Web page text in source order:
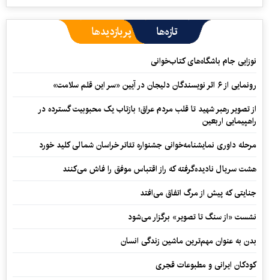
تازه‌ها پربازدیدها
نوزایی جام باشگاه‌های کتاب‌خوانی
رونمایی از ۶ اثر نویسندگان دلیجان در آیین «سر این قلم سلامت»
از تصویر رهبر شهید تا قلب مردم عراق؛ بازتاب یک محبوبیت گسترده در
راهپیمایی اربعین
مرحله داوری نمایشنامه‌خوانی جشنواره تئاتر خراسان شمالی کلید خورد
هشت سریال نادیده‌گرفته که راز اقتباس موفق را فاش می‌کنند
جنایتی که پیش از مرگ اتفاق می‌افتد
نشست «از سنگ تا تصویر» برگزار می‌شود
بدن به عنوان مهم‌ترین ماشین زندگی انسان
کودکان ایرانی و مطبوعات قجری